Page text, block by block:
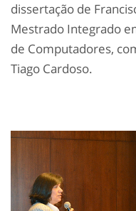
dissertação de
Mestrado Integrado
de Computadores,
Tiago Cardoso.